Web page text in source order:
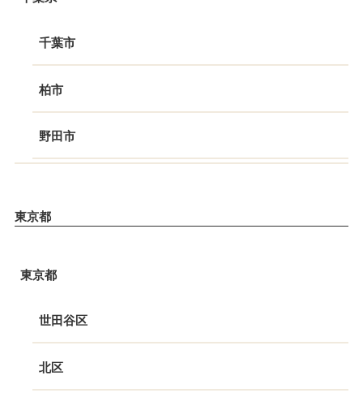
千葉市
柏市
野田市
東京都
東京都
世田谷区
北区